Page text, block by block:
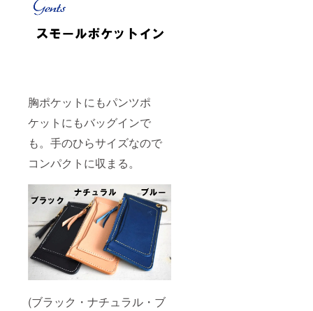
胸ポケットにもパンツポ
ケットにもバッグインで
も。手のひらサイズなので
コンパクトに収まる。
(ブラック・ナチュラル・ブ